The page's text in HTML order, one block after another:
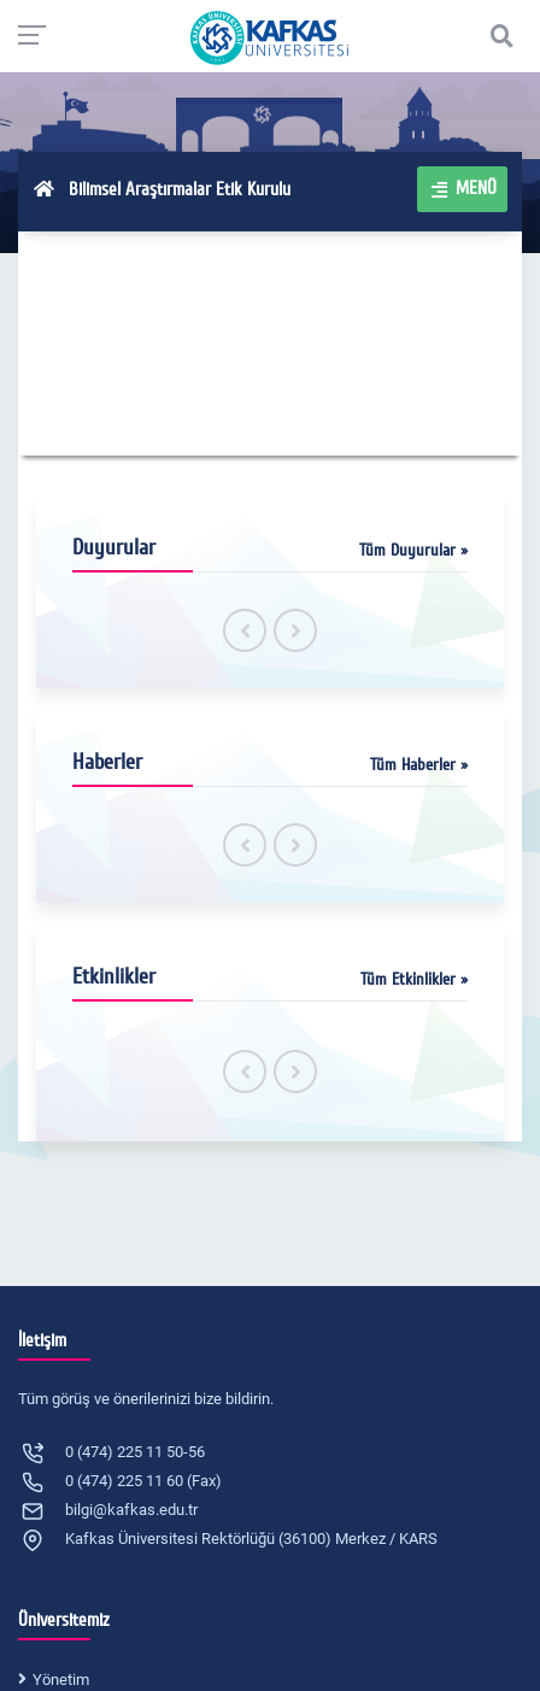
Bilimsel Araştırmalar Etik Kurulu MENÜ
Duyurular Tüm Duyurular »
Haberler Tüm Haberler »
Etkinlikler Tüm Etkinlikler »
İletişim
Tüm görüş ve önerilerinizi bize bildirin.
0 (474) 225 11 50-56
0 (474) 225 11 60 (Fax)
bilgi@kafkas.edu.tr
Kafkas Üniversitesi Rektörlüğü (36100) Merkez / KARS
Üniversitemiz
Yönetim